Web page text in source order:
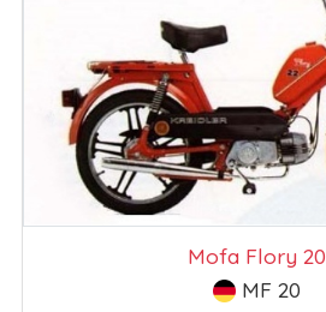
Mofa Flory 20
MF 20